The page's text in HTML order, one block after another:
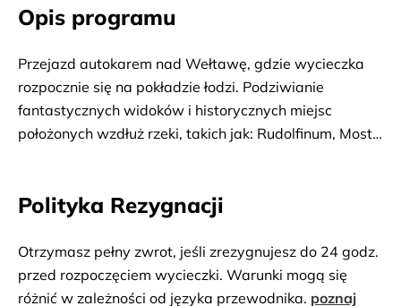
Opis programu
Przejazd autokarem nad Wełtawę, gdzie wycieczka
rozpocznie się na pokładzie łodzi. Podziwianie
fantastycznych widoków i historycznych miejsc
położonych wzdłuż rzeki, takich jak: Rudolfinum, Most
płatne. Wycieczka zakończy się na molo, około 5 minut
Polityka Rezygnacji
Otrzymasz pełny zwrot, jeśli zrezygnujesz do 24 godz.
przed rozpoczęciem wycieczki. Warunki mogą się
różnić w zależności od języka przewodnika. poznaj